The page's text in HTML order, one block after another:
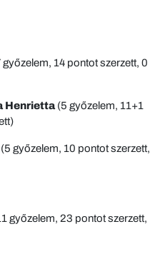
győzelem, 14 pontot szerzett, 0
Henrietta (5 győzelem, 11+1
(5 győzelem, 10 pontot szerzett,
győzelem, 23 pontot szerzett,